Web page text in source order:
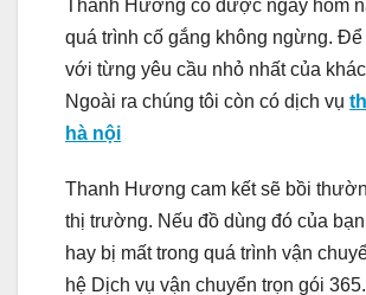
Thanh Hương có được ngày hôm
quá trình cố gắng không ngừng.
với từng yêu cầu nhỏ nhất của
Ngoài ra chúng tôi còn có dịch vụ
hà nội
Thanh Hương cam kết sẽ bồi
thị trường. Nếu đồ dùng đó của
hay bị mất trong quá trình vận
hệ Dịch vụ vận chuyển trọn gói